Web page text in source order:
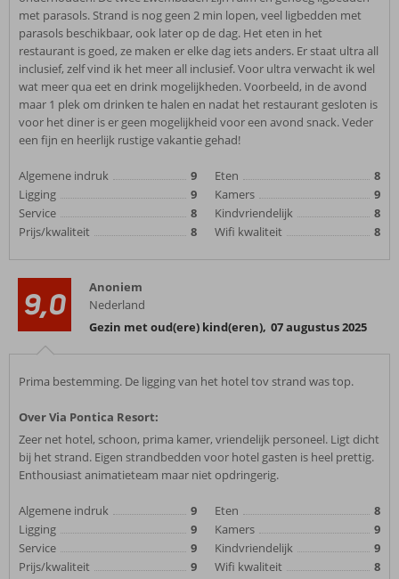
met parasols. Strand is nog geen 2 min lopen, veel ligbedden met
parasols beschikbaar, ook later op de dag. Het eten in het
restaurant is goed, ze maken er elke dag iets anders. Er staat ultra all
inclusief, zelf vind ik het meer all inclusief. Voor ultra verwacht ik wel
wat meer qua eet en drink mogelijkheden. Voorbeeld, in de avond
maar 1 plek om drinken te halen en nadat het restaurant gesloten is
voor het diner is er geen mogelijkheid voor een avond snack. Veder
een fijn en heerlijk rustige vakantie gehad!
Algemene indruk
9
Ligging
9
Service
8
Prijs/kwaliteit
8
Eten
8
Kamers
9
Kindvriendelijk
8
Wifi kwaliteit
8
9,0
Anoniem
Nederland
Gezin met oud(ere) kind(eren), 07 augustus 2025
Prima bestemming. De ligging van het hotel tov strand was top.
Over Via Pontica Resort:
Zeer net hotel, schoon, prima kamer, vriendelijk personeel. Ligt dicht
bij het strand. Eigen strandbedden voor hotel gasten is heel prettig.
Enthousiast animatieteam maar niet opdringerig.
Algemene indruk
9
Ligging
9
Service
9
Prijs/kwaliteit
9
Eten
8
Kamers
9
Kindvriendelijk
9
Wifi kwaliteit
8